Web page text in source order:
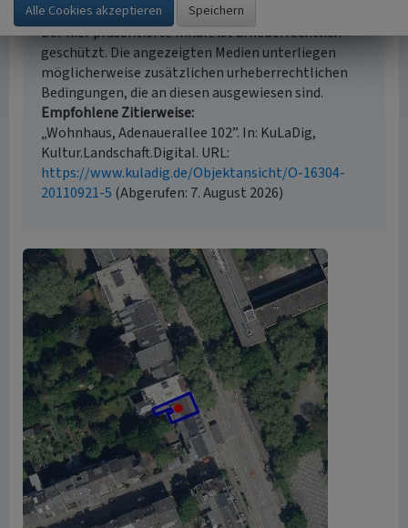
Urheberrechtlicher Hinweis
Der hier präsentierte Inhalt ist urheberrechtlich
geschützt. Die angezeigten Medien unterliegen
möglicherweise zusätzlichen urheberrechtlichen
Bedingungen, die an diesen ausgewiesen sind.
Empfohlene Zitierweise
„Wohnhaus, Adenauerallee 102”. In: KuLaDig,
Kultur.Landschaft.Digital. URL:
https://www.kuladig.de/Objektansicht/O-16304-
20110921-5 (Abgerufen: 7. August 2026)